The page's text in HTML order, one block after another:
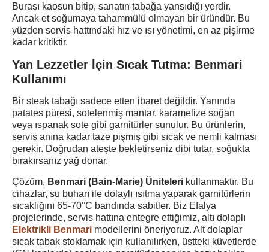
Burası kaosun bitip, sanatın tabağa yansıdığı yerdir.
Ancak et soğumaya tahammülü olmayan bir üründür. Bu
yüzden servis hattındaki hız ve ısı yönetimi, en az pişirme
kadar kritiktir.
Yan Lezzetler İçin Sıcak Tutma: Benmari
Kullanımı
Bir steak tabağı sadece etten ibaret değildir. Yanında
patates püresi, sotelenmiş mantar, karamelize soğan
veya ıspanak sote gibi garnitürler sunulur. Bu ürünlerin,
servis anına kadar taze pişmiş gibi sıcak ve nemli kalması
gerekir. Doğrudan ateşte bekletirseniz dibi tutar, soğukta
bırakırsanız yağ donar.
Çözüm, Benmari (Bain-Marie) Üniteleri kullanmaktır. Bu
cihazlar, su buharı ile dolaylı ısıtma yaparak garnitürlerin
sıcaklığını 65-70°C bandında sabitler. Biz Efalya
projelerinde, servis hattına entegre ettiğimiz, altı dolaplı
Elektrikli Benmari modellerini öneriyoruz. Alt dolaplar
sıcak tabak stoklamak için kullanılırken, üstteki küvetlerde